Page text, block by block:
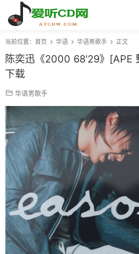
当前位置： 首页 华语 华语男歌手 正文
陈奕迅《2000 68'29》[APE
下载
华语男歌手